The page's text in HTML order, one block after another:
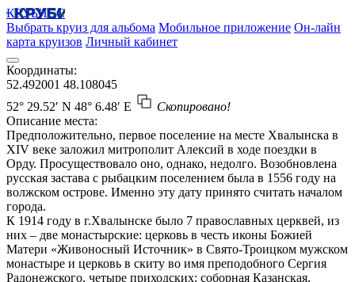
КРУБИСС
Выбрать круиз для альбома Мобильное приложение Он-лайн
карта круизов Личный кабинет
Координаты:
52.492001 48.108045
52° 29.52′ N 48° 6.48′ E
Скопировано!
Описание места:
Предположительно, первое поселение на месте Хвалынска в
XIV веке заложил митрополит Алексий в ходе поездки в
Орду. Просуществовало оно, однако, недолго. Возобновлена
русская застава с рыбацким поселением была в 1556 году на
волжском острове. Именно эту дату принято считать началом
города.
К 1914 году в г.Хвалынске было 7 православных церквей, из
них – две монастырские: церковь в честь иконы Божией
Матери «Живоносный Источник» в Свято-Троицком мужском
монастыре и церковь в скиту во имя преподобного Сергия
Радонежского, четыре приходских: соборная Казанская,